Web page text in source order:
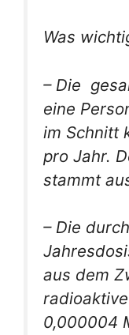
Was
– Die
eine
im Schnitt
pro Jahr.
stammt
– Die
aus dem
0,000004